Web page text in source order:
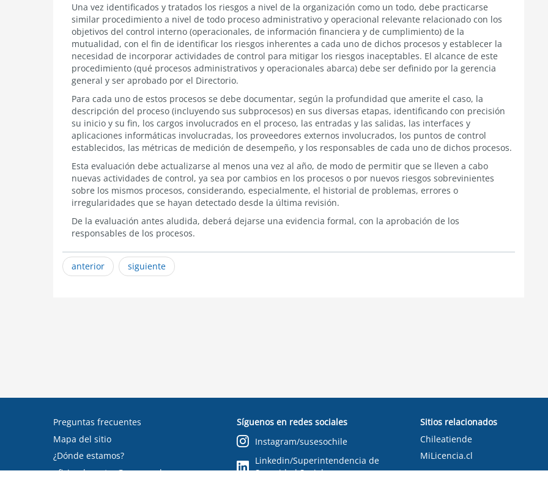
Una vez identificados y tratados los riesgos a nivel de la organización como un todo, debe practicarse
similar procedimiento a nivel de todo proceso administrativo y operacional relevante relacionado con los
objetivos del control interno (operacionales, de información financiera y de cumplimiento) de la
mutualidad, con el fin de identificar los riesgos inherentes a cada uno de dichos procesos y establecer la
necesidad de incorporar actividades de control para mitigar los riesgos inaceptables. El alcance de este
procedimiento (qué procesos administrativos y operacionales abarca) debe ser definido por la gerencia
general y ser aprobado por el Directorio.
Para cada uno de estos procesos se debe documentar, según la profundidad que amerite el caso, la
descripción del proceso (incluyendo sus subprocesos) en sus diversas etapas, identificando con precisión
su inicio y su fin, los cargos involucrados en el proceso, las entradas y las salidas, las interfaces y
aplicaciones informáticas involucradas, los proveedores externos involucrados, los puntos de control
establecidos, las métricas de medición de desempeño, y los responsables de cada uno de dichos procesos.
Esta evaluación debe actualizarse al menos una vez al año, de modo de permitir que se lleven a cabo
nuevas actividades de control, ya sea por cambios en los procesos o por nuevos riesgos sobrevinientes
sobre los mismos procesos, considerando, especialmente, el historial de problemas, errores o
irregularidades que se hayan detectado desde la última revisión.
De la evaluación antes aludida, deberá dejarse una evidencia formal, con la aprobación de los
responsables de los procesos.
anterior siguiente
Preguntas frecuentes
Mapa del sitio
¿Dónde estamos?
oficinadepartes@suseso.cl
Síguenos en redes sociales
Instagram/susesochile
Linkedin/Superintendencia de
Seguridad Social
Sitios relacionados
Chileatiende
MiLicencia.cl